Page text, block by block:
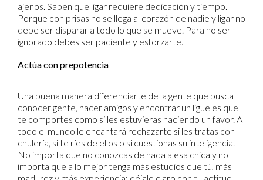
ajenos. Saben que ligar requiere dedicación y tiempo.
Porque con prisas no se llega al corazón de nadie y ligar no
debe ser disparar a todo lo que se mueve. Para no ser
ignorado debes ser paciente y esforzarte.
Actúa con prepotencia
Una buena manera diferenciarte de la gente que busca
conocer gente, hacer amigos y encontrar un ligue es que
te comportes como si les estuvieras haciendo un favor. A
todo el mundo le encantará rechazarte si les tratas con
chulería, si te ríes de ellos o si cuestionas su inteligencia.
No importa que no conozcas de nada a esa chica y no
importa que a lo mejor tenga más estudios que tú, más